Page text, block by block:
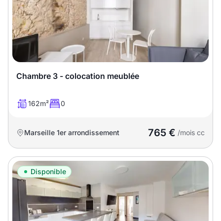
T16
Superficie
m2
Nombre de chambres
disponibles
Espaces additionnels
Chambre 3 - colocation meublée
162m² 0
Marseille 1er arrondissement 765 € /mois cc
Disponible